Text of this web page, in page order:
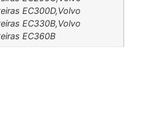
EC300D,Volvo
EC330B,Volvo
EC360B